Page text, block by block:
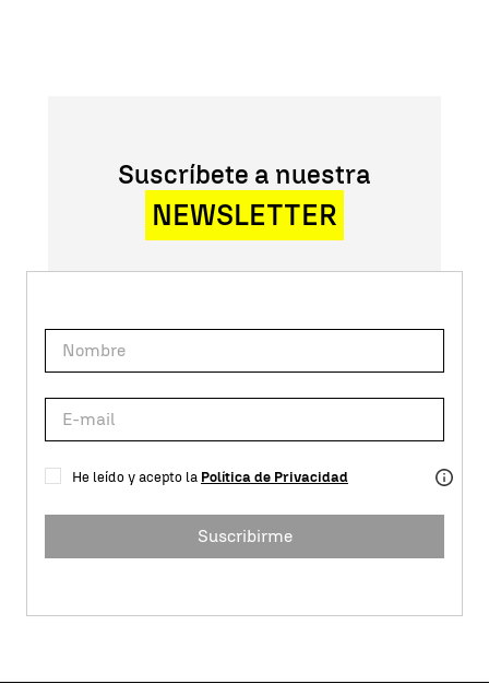
Suscríbete a nuestra
NEWSLETTER
He leído y acepto la Política de Privacidad
Suscribirme